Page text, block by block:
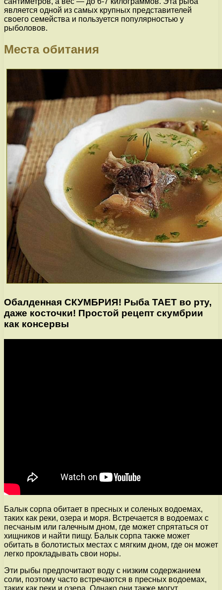
является одной из самых крупных представителей
своего семейства и пользуется популярностью у
рыболовов.
Места обитания
Обалденная СКУМБРИЯ! Рыба ТАЕТ во рту,
даже косточки! Простой рецепт скумбрии
как консервы
Балык сорпа обитает в пресных и соленых водоемах,
таких как реки, озера и моря. Встречается в водоемах с
песчаным или галечным дном, где может спрятаться от
хищников и найти пищу. Балык сорпа также может
обитать в болотистых местах с мягким дном, где он может
легко прокладывать свои норы.
Эти рыбы предпочитают воду с низким содержанием
соли, поэтому часто встречаются в пресных водоемах,
таких как реки и озера. Однако они также могут